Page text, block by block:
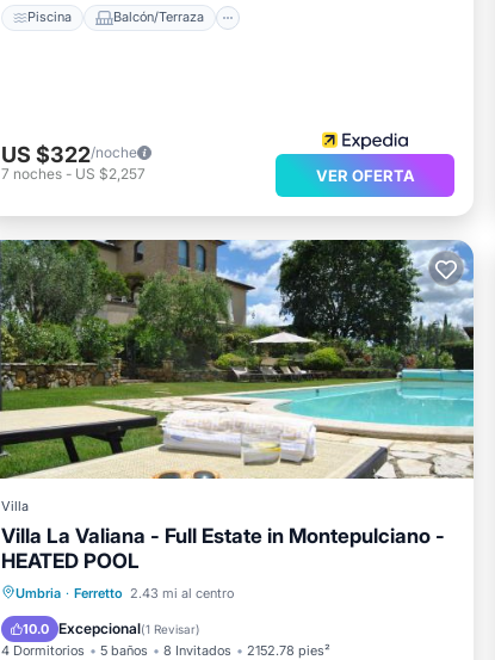
Piscina Balcón/Terraza
US $322/noche
7 noches - US $2,257 VER OFERTA
Villa
Villa La Valiana - Full Estate in Montepulciano -
HEATED POOL
Umbria · Ferretto 2.43 mi al centro
10.0 Excepcional(1 Revisar)
4 Dormitorios 5 baños 8 Invitados 2152.78 pies²
Frente al mar
Desayuno
Aparcamiento